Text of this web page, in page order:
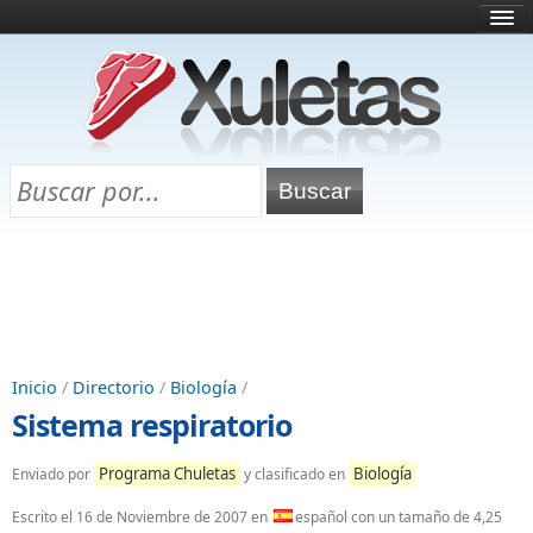
¿Qué es esto?
Directorio
Chuletas para exámenes
Inicio / Directorio / Biología /
Sistema respiratorio
Enviado por Programa Chuletas y clasificado en Biología
Escrito el 16 de Noviembre de 2007en español con un tamaño de 4,25